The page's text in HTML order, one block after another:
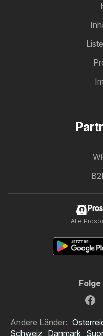
Alle
Andere Länder:
Schweiz Danmark